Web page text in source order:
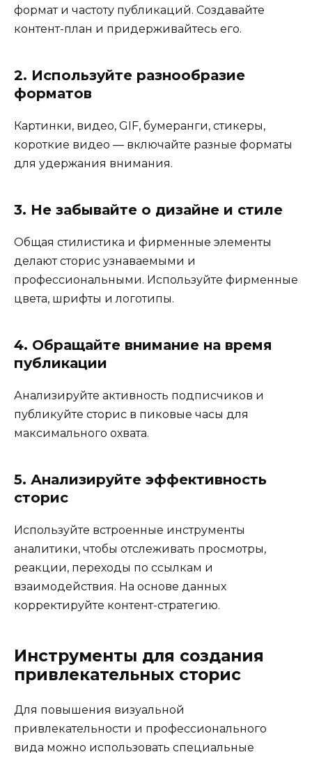
формат и частоту публикаций. Создавайте
контент-план и придерживайтесь его.
2. Используйте разнообразие
форматов
Картинки, видео, GIF, бумеранги, стикеры,
короткие видео — включайте разные форматы
для удержания внимания.
3. Не забывайте о дизайне и стиле
Общая стилистика и фирменные элементы
делают сторис узнаваемыми и
профессиональными. Используйте фирменные
цвета, шрифты и логотипы.
4. Обращайте внимание на время
публикации
Анализируйте активность подписчиков и
публикуйте сторис в пиковые часы для
максимального охвата.
5. Анализируйте эффективность
сторис
Используйте встроенные инструменты
аналитики, чтобы отслеживать просмотры,
реакции, переходы по ссылкам и
взаимодействия. На основе данных
корректируйте контент-стратегию.
Инструменты для создания
привлекательных сторис
Для повышения визуальной
привлекательности и профессионального
вида можно использовать специальные